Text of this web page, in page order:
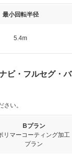
最小回転半径
5.4m
ビ・フルセグ・バ
い。
Bプラン
リマーコーティング加工
プラン